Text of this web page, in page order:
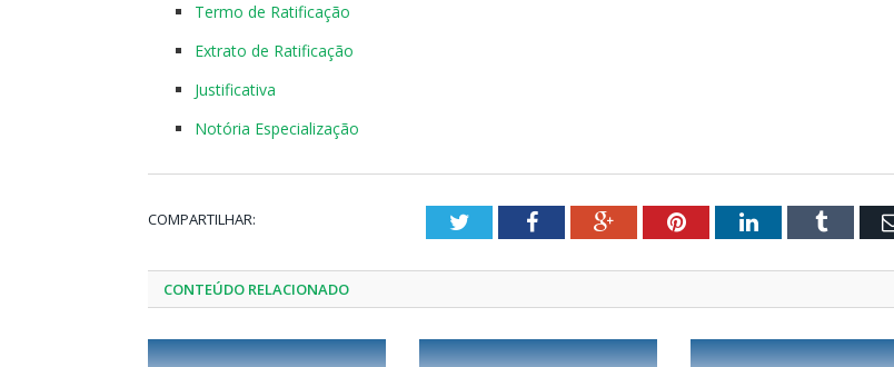
Termo de Ratificação
Extrato de Ratificação
Justificativa
Notória Especialização
COMPARTILHAR: TwitterFacebookGoogle+PinterestLinkedInTumblr
CONTEÚDO RELACIONADO